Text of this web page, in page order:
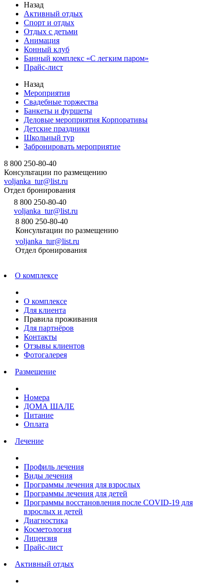
Назад
Активный отдых
Спорт и отдых
Отдых с детьми
Анимация
Конный клуб
Банный комплекс «С легким паром»
Прайс-лист
Назад
Мероприятия
Свадебные торжества
Банкеты и фуршеты
Деловые мероприятия Корпоративы
Детские праздники
Школьный тур
Забронировать мероприятие
8 800 250-80-40
Консультации по размещению
voljanka_tur@list.ru
Отдел бронирования
8 800 250-80-40
voljanka_tur@list.ru
8 800 250-80-40
Консультации по размещению
voljanka_tur@list.ru
Отдел бронирования
О комплексе
О комплексе
Для клиента
Правила проживания
Для партнёров
Контакты
Отзывы клиентов
Фотогалерея
Размещение
Номера
ДОМА ШАЛЕ
Питание
Оплата
Лечение
Профиль лечения
Виды лечения
Программы лечения для взрослых
Программы лечения для детей
Программы восстановления после COVID-19 для
взрослых и детей
Диагностика
Косметология
Лицензия
Прайс-лист
Активный отдых